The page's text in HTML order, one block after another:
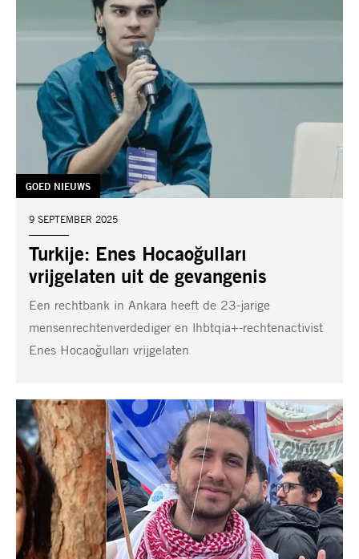
Turkije: Enes Hocaoğulları
vrijgelaten uit de gevangenis
TAG:
GOED NIEUWS
DATUM:
9 SEPTEMBER 2025
Een rechtbank in Ankara heeft de 23-jarige
mensenrechtenverdediger en lhbtqia+-rechtenactivist
Enes Hocaoğulları vrijgelaten